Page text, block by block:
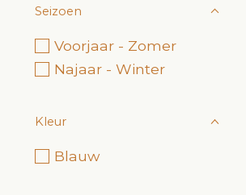
Seizoen
Voorjaar - Zomer
Najaar - Winter
Kleur
Blauw